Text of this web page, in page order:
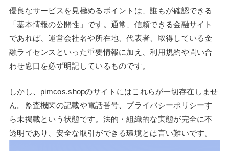
優良なサービスを見極めるポイントは、誰もが確認できる
「基本情報の公開性」です。通常、信頼できる金融サイト
であれば、運営会社名や所在地、代表者、取得している金
融ライセンスといった重要情報に加え、利用規約や問い合
わせ窓口を必ず明記しているものです。
しかし、pimcos.shopのサイトにはこれらが一切存在しませ
ん。監査機関の記載や電話番号、プライバシーポリシーす
ら未掲載という状態です。法的・組織的な実態が完全に不
透明であり、安全な取引ができる環境とは言い難いです。